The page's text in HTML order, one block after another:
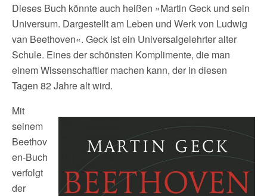
Dieses Buch könnte auch heißen »Martin Geck und sein
Universum. Dargestellt am Leben und Werk von Ludwig
van Beethoven«. Geck ist ein Universalgelehrter alter
Schule. Eines der schönsten Komplimente, die man
einem Wissenschaftler machen kann, der in diesen
Tagen 82 Jahre alt wird.
Mit
seinem
Beethov
en-Buch
verfolgt
der